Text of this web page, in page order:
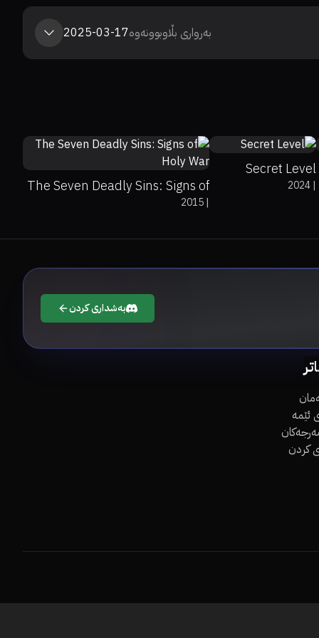
بەرواری بڵاوبوونەوە2025-03-17
Secret Level
|
2024
The Seven Deadly Sins: Signs of
Holy War|
2015
بەشداری کردن
ئێمە
کردن